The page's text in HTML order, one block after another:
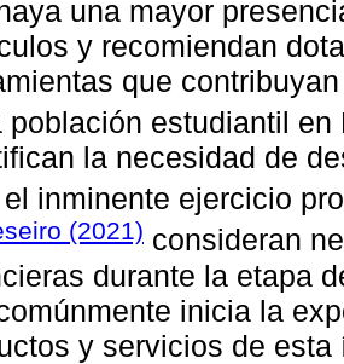
una mayor
y recomiendan
que
población estudiantil
la necesidad de
el inminente ejercicio
(2021) consideran
durante la etapa
inicia la
y servicios de esta